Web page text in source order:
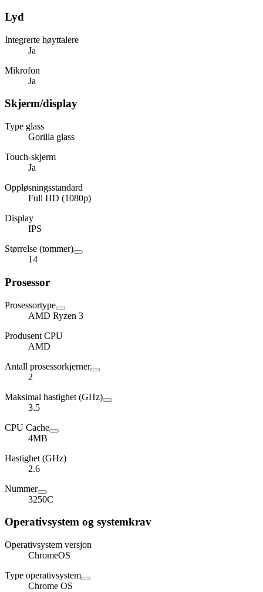
Lyd
Integrerte høyttalere
Ja
Mikrofon
Ja
Skjerm/display
Type glass
Gorilla glass
Touch-skjerm
Ja
Oppløsningsstandard
Full HD (1080p)
Display
IPS
Størrelse (tommer)
14
Prosessor
Prosessortype
AMD Ryzen 3
Produsent CPU
AMD
Antall prosessorkjerner
2
Maksimal hastighet (GHz)
3.5
CPU Cache
4MB
Hastighet (GHz)
2.6
Nummer
3250C
Operativsystem og systemkrav
Operativsystem versjon
ChromeOS
Type operativsystem
Chrome OS